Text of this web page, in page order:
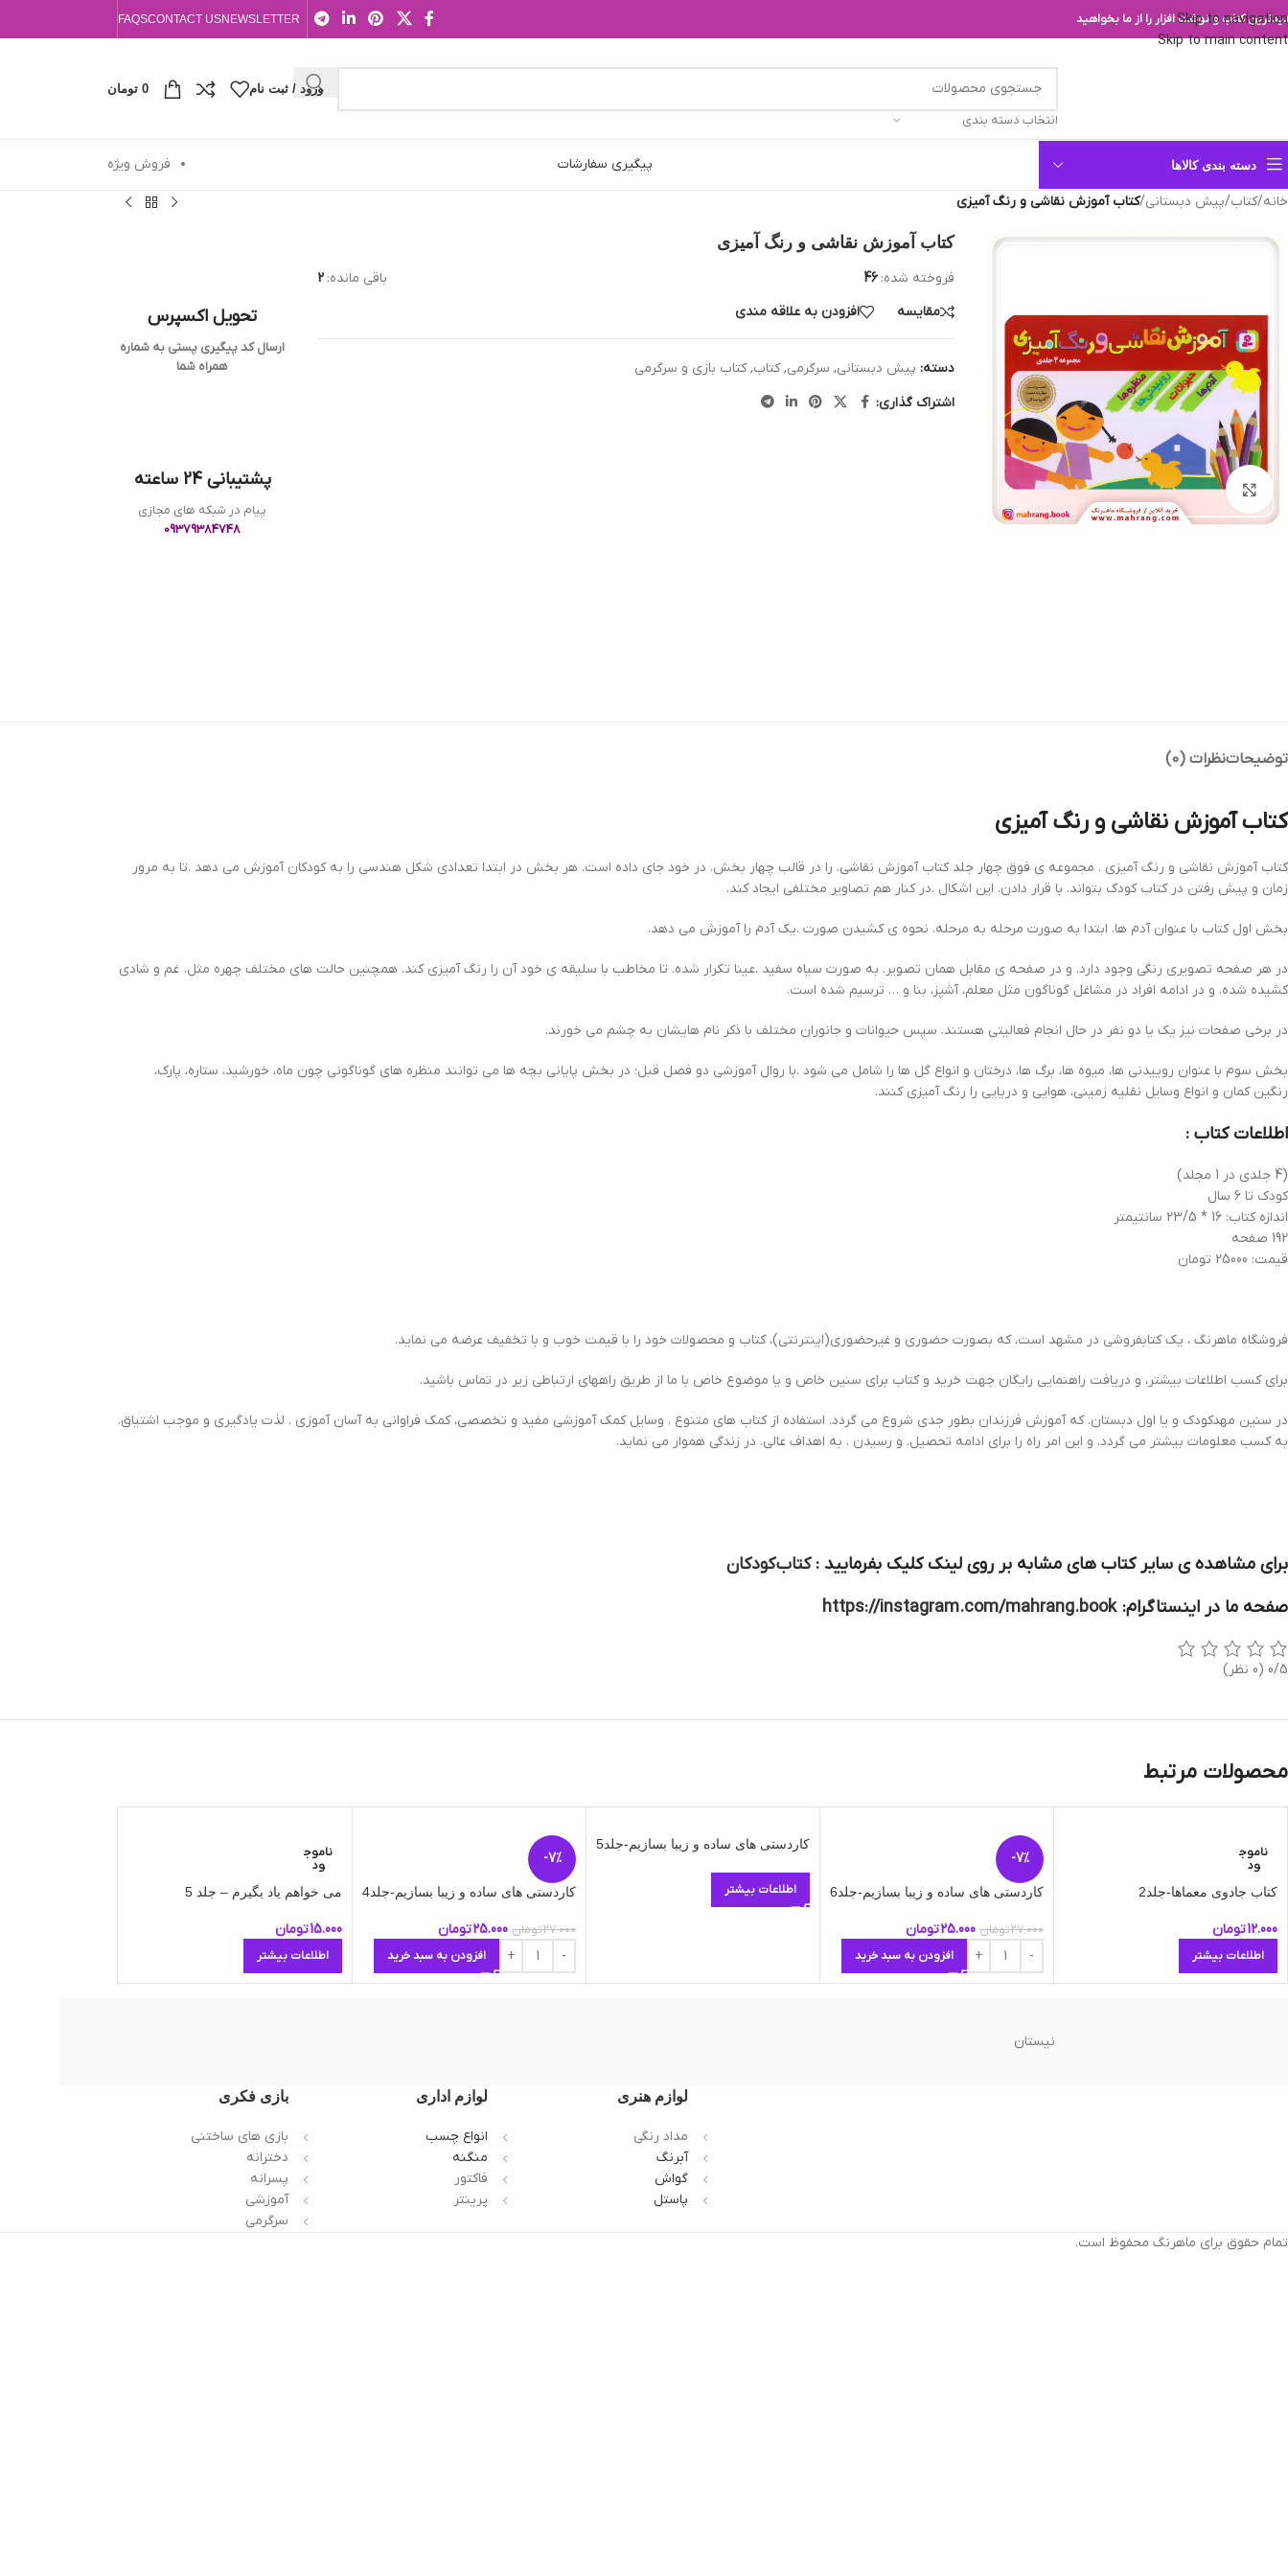
Skip to navigation
Skip to main content
کتاب و نوشت افزار را از ما بخواهید NEWSLETTER
CONTACT US
FAQS
انتخاب دسته بندی
ورود / ثبت نام 0 تومان
دسته بندی کالاها پیگیری سفارشات فروش ویژه
خانه/کتاب/پیش دبستانی/کتاب آموزش نقاشی و رنگ آمیزی
بزرگنمایی تصویر
کتاب آموزش نقاشی و رنگ آمیزی
فروخته شده: 46 باقی مانده: 2
مقایسه
افزودن به علاقه مندی
دسته: پیش دبستانی, سرگرمی, کتاب, کتاب بازی و سرگرمی
اشتراک گذاری:
تحویل اکسپرس
ارسال کد پیگیری پستی به شماره
همراه شما
پشتیبانی 24 ساعته
پیام در شبکه های مجازی
09379384748
توضیحاتنظرات (0)
کتاب آموزش نقاشی و رنگ آمیزی
کتاب آموزش نقاشی و رنگ آمیزی . مجموعه ی فوق چهار جلد کتاب آموزش نقاشی. را در قالب چهار بخش. در خود جای داده است. هر بخش در ابتدا تعدادی شکل هندسی را به کودکان آموزش می دهد .تا به مرور
زمان و پیش رفتن در کتاب کودک بتواند. با قرار دادن. این اشکال .در کنار هم تصاویر مختلفی ایجاد کند.
بخش اول کتاب با عنوان آدم ها. ابتدا به صورت مرحله به مرحله. نحوه ی کشیدن صورت .یک آدم را آموزش می دهد.
در هر صفحه تصویری رنگی وجود دارد. و در صفحه ی مقابل همان تصویر. به صورت سیاه سفید .عینا تکرار شده. تا مخاطب با سلیقه ی خود آن را رنگ آمیزی کند. همچنین حالت های مختلف چهره مثل. غم و شادی
کشیده شده. و در ادامه افراد در مشاغل گوناگون مثل معلم، آشپز، بنا و … ترسیم شده است.
در برخی صفحات نیز یک یا دو نفر در حال انجام فعالیتی هستند. سپس حیوانات و جانوران مختلف با ذکر نام هایشان به چشم می خورند.
بخش سوم با عنوان روییدنی ها، میوه ها، برگ ها، درختان و انواع گل ها را شامل می شود .با روال آموزشی دو فصل قبل؛ در بخش پایانی بچه ها می توانند منظره های گوناگونی چون ماه، خورشید، ستاره، پارک،
رنگین کمان و انواع وسایل نقلیه زمینی، هوایی و دریایی را رنگ آمیزی کنند.
اطلاعات کتاب :
(4 جلدی در 1 مجلد)
کودک تا 6 سال
اندازه کتاب: 16 * 23/5 سانتیمتر
192 صفحه
قیمت: 25000 تومان
فروشگاه ماهرنگ ، یک کتابفروشی در مشهد است، که بصورت حضوری و غیرحضوری(اینترنتی)، کتاب و محصولات خود را با قیمت خوب و با تخفیف عرضه می نماید.
برای کسب اطلاعات بیشتر، و دریافت راهنمایی رایگان جهت خرید و کتاب برای سنین خاص و یا موضوع خاص با ما از طریق راههای ارتباطی زیر در تماس باشید.
در سنین مهدکودک و یا اول دبستان. که آموزش فرزندان بطور جدی شروع می گردد. استفاده از کتاب های متنوع . وسایل کمک آموزشی مفید و تخصصی، کمک فراوانی به آسان آموزی . لذت یادگیری و موجب اشتیاق.
به کسب معلومات بیشتر می گردد. و این امر راه را برای ادامه تحصیل. و رسیدن . به اهداف عالی. در زندگی هموار می نماید.
برای مشاهده ی سایر کتاب های مشابه بر روی لینک کلیک بفرمایید :کتاب کودکان
صفحه ما در اینستاگرام:https://instagram.com/mahrang.book
0/5 (0 نظر)
محصولات مرتبط
ناموج
ود
کتاب جادوی معماها-جلد2
12.000تومان
اطلاعات بیشتر
-7%
کاردستی های ساده و زیبا بسازیم-جلد6
27.000تومان 25.000تومان
افزودن به سبد خرید
کاردستی های ساده و زیبا بسازیم-جلد5
اطلاعات بیشتر
-7%
کاردستی های ساده و زیبا بسازیم-جلد4
27.000تومان 25.000تومان
افزودن به سبد خرید
ناموج
ود
می خواهم یاد بگیرم – جلد 5
15.000تومان
اطلاعات بیشتر
نیستان
لوازم هنری
مداد رنگی
آبرنگ
گواش
پاستل
لوازم اداری
انواع چسب
منگنه
فاکتور
پرینتر
بازی فکری
بازی های ساختنی
دخترانه
پسرانه
آموزشی
سرگرمی
تمام حقوق برای ماهرنگ محفوظ است.